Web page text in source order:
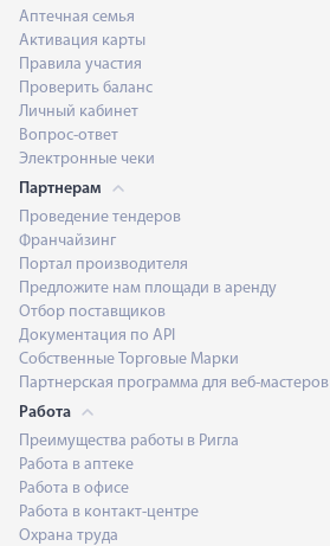
Аптечная семья
Активация карты
Правила участия
Проверить баланс
Личный кабинет
Вопрос-ответ
Электронные чеки
Партнерам
Проведение тендеров
Франчайзинг
Портал производителя
Предложите нам площади в аренду
Отбор поставщиков
Документация по API
Собственные Торговые Марки
Партнерская программа для веб-мастеров
Работа
Преимущества работы в Ригла
Работа в аптеке
Работа в офисе
Работа в контакт-центре
Охрана труда